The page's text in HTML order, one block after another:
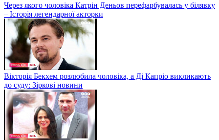
Через якого чоловіка Катрін Деньов перефарбувалась у білявку
– Історія легендарної акторки
Вікторія Бекхем розлюбила чоловіка, а Ді Капріо викликають
до суду: Зіркові новини